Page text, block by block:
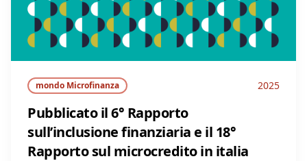
mondo Microfinanza 2025
Pubblicato il 6° Rapporto
sull’inclusione finanziaria e il 18°
Rapporto sul microcredito in italia